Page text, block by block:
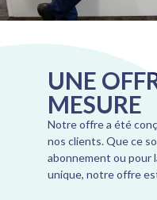
UNE
MESURE
Notre offre a été
nos clients. Que ce
abonnement ou pour
unique, notre offre